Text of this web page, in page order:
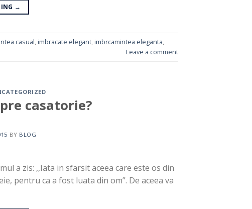
→
casual,imbracate elegant,imbrcamintea eleganta,
Leave a comment
casatorie?
BY BLOG
a zis: ,,Iata in sfarsit aceea care este os din
pentru ca a fost luata din om”. De aceea va